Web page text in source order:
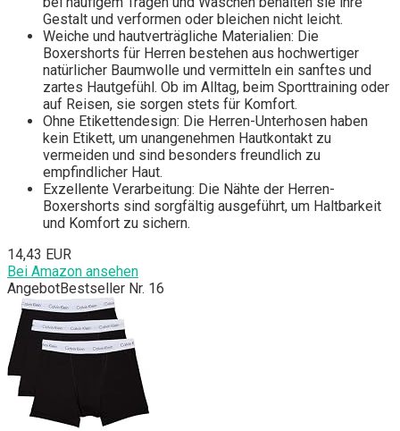
Gestalt und verformen oder bleichen nicht leicht.
Weiche und hautverträgliche Materialien: Die
Boxershorts für Herren bestehen aus hochwertiger
natürlicher Baumwolle und vermitteln ein sanftes und
zartes Hautgefühl. Ob im Alltag, beim Sporttraining oder
auf Reisen, sie sorgen stets für Komfort.
Ohne Etikettendesign: Die Herren-Unterhosen haben
kein Etikett, um unangenehmen Hautkontakt zu
vermeiden und sind besonders freundlich zu
empfindlicher Haut.
Exzellente Verarbeitung: Die Nähte der Herren-
Boxershorts sind sorgfältig ausgeführt, um Haltbarkeit
und Komfort zu sichern.
14,43 EUR
Bei Amazon ansehen
AngebotBestseller Nr. 16